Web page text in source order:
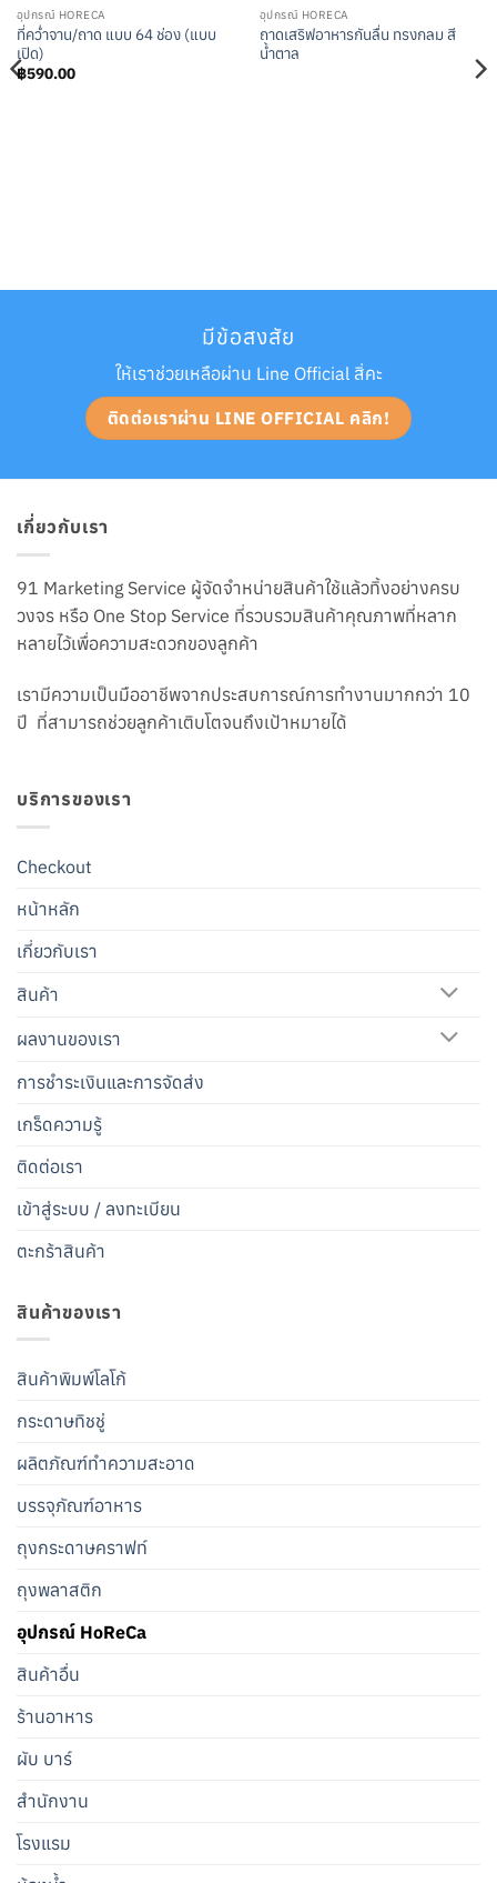
อุปกรณ์ HORECA
ที่คว่ำจาน/ถาด แบบ 64 ช่อง (แบบ
เปิด)
฿590.00
อุปกรณ์ HORECA
ถาดเสริฟอาหารกันลื่น ทรงกลม สี
น้ำตาล
มีข้อสงสัย
ให้เราช่วยเหลือผ่าน Line Official สิ่คะ
ติดต่อเราผ่าน LINE OFFICIAL คลิก!
เกี่ยวกับเรา
91 Marketing Service ผู้จัดจำหน่ายสินค้าใช้แล้วทิ้งอย่างครบ
วงจร หรือ One Stop Service ที่รวบรวมสินค้าคุณภาพที่หลาก
หลายไว้เพื่อความสะดวกของลูกค้า
เรามีความเป็นมืออาชีพจากประสบการณ์การทำงานมากกว่า 10
ปี ที่สามารถช่วยลูกค้าเติบโตจนถึงเป้าหมายได้
บริการของเรา
Checkout
หน้าหลัก
เกี่ยวกับเรา
สินค้า
ผลงานของเรา
การชำระเงินและการจัดส่ง
เกร็ดความรู้
ติดต่อเรา
เข้าสู่ระบบ / ลงทะเบียน
ตะกร้าสินค้า
สินค้าของเรา
สินค้าพิมพ์โลโก้
กระดาษทิชชู่
ผลิตภัณฑ์ทำความสะอาด
บรรจุภัณฑ์อาหาร
ถุงกระดาษคราฟท์
ถุงพลาสติก
อุปกรณ์ HoReCa
สินค้าอื่น
ร้านอาหาร
ผับ บาร์
สำนักงาน
โรงแรม